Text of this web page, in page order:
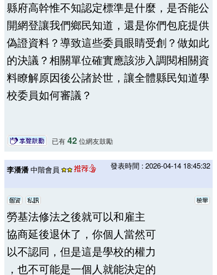
縣府高幹惟不知認定標準是什麼，是否能公
開網登讓我們鄉民知道，還是你們包庇提供
偽證資料？導致這些委員眼睛受創？做如此
的決議？相關單位確實應該涉入調閱相關資
料瞭解原因後公諸於世，讓全體縣民知道學
校委員如何審議？
已有 42位網友鼓勵
李潘潘中階會員 發表時間 : 2026-04-14 18:45:32
勞基法修法之後就可以和雇主
協商延後退休了，你個人當然可
以不認同，但是這是學校的權力
，也不可能是一個人就能決定的